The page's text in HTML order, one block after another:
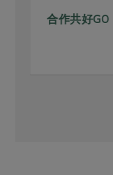
合作共好